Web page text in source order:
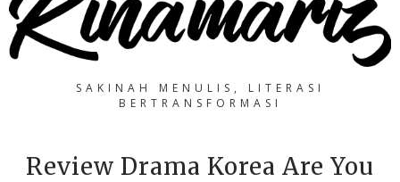
SAKINAH MENULIS, LITERASI
BERTRANSFORMASI
Review Drama Korea Are You